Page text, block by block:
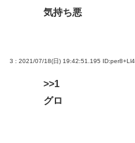
山の日、海の日ってあ
Powered by livedoor 相互
気持ち悪
3 : 2021/07/18(日) 19:42:51.195
>>1
グロ